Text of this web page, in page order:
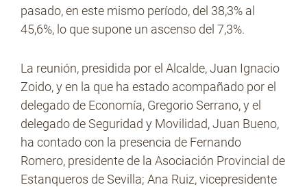
pasado, en este mismo período, del 38,3% al
45,6%, lo que supone un ascenso del 7,3%.
La reunión, presidida por el Alcalde, Juan Ignacio
Zoido, y en la que ha estado acompañado por el
delegado de Economía, Gregorio Serrano, y el
delegado de Seguridad y Movilidad, Juan Bueno,
ha contado con la presencia de Fernando
Romero, presidente de la Asociación Provincial de
Estanqueros de Sevilla; Ana Ruiz, vicepresidente